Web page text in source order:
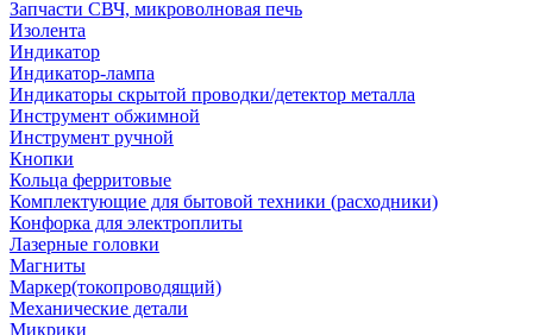
Запчасти СВЧ, микроволновая печь
Изолента
Индикатор
Индикатор-лампа
Индикаторы скрытой проводки/детектор металла
Инструмент обжимной
Инструмент ручной
Кнопки
Кольца ферритовые
Комплектующие для бытовой техники (расходники)
Конфорка для электроплиты
Лазерные головки
Магниты
Маркер(токопроводящий)
Механические детали
Микрики